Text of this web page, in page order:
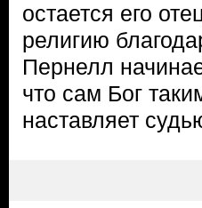
остается его
религию
Пернелл
что сам Бог
наставляет